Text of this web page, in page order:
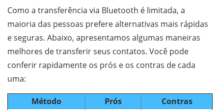
Como a transferência via Bluetooth é limitada, a
maioria das pessoas prefere alternativas mais rápidas
e seguras. Abaixo, apresentamos algumas maneiras
melhores de transferir seus contatos. Você pode
conferir rapidamente os prós e os contras de cada
uma:
Método Prós Contras